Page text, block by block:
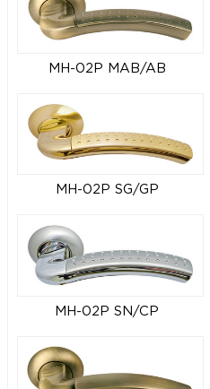
MH-02P MAB/AB
MH-02P SG/GP
MH-02P SN/CP